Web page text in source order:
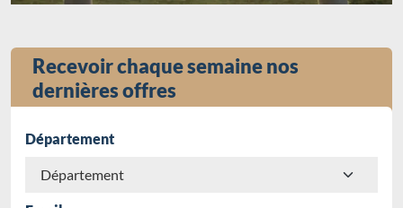
Recevoir chaque semaine nos
dernières offres
Département